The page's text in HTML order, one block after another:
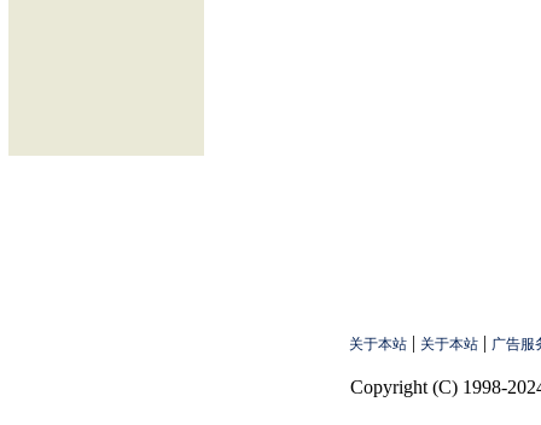
关于本站 | 关于本站 | 广告服
Copyright (C) 1998-